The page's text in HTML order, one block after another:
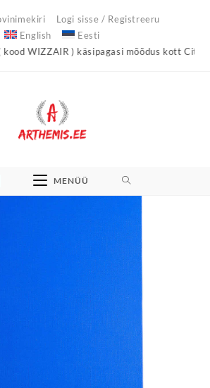
Logi sisse / Registreeru
English
Eesti
WIZZAIR ) käsipagasi mõõdus kott City Light
MENÜÜ